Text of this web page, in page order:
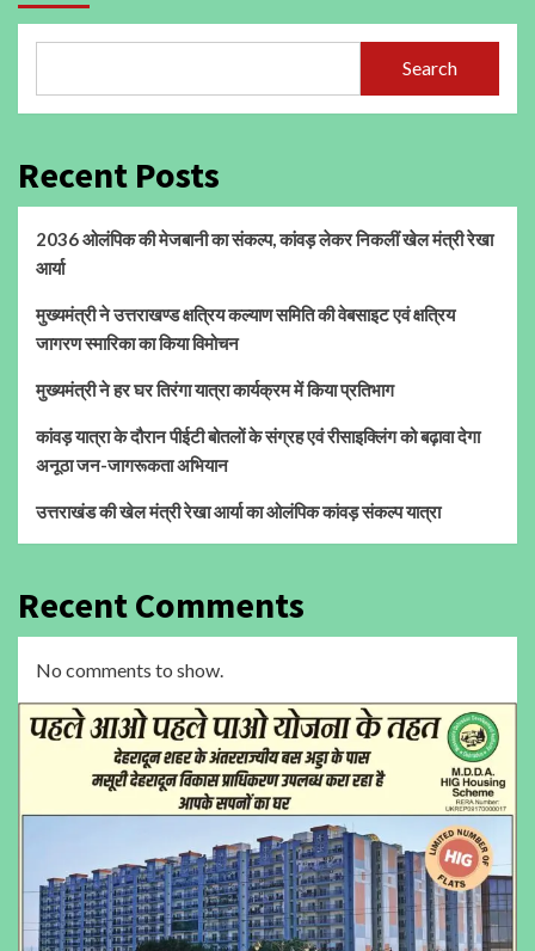
Search
Recent Posts
2036 ओलंपिक की मेजबानी का संकल्प, कांवड़ लेकर निकलीं खेल मंत्री रेखा
आर्या
मुख्यमंत्री ने उत्तराखण्ड क्षत्रिय कल्याण समिति की वेबसाइट एवं क्षत्रिय
जागरण स्मारिका का किया विमोचन
मुख्यमंत्री ने हर घर तिरंगा यात्रा कार्यक्रम में किया प्रतिभाग
कांवड़ यात्रा के दौरान पीईटी बोतलों के संग्रह एवं रीसाइक्लिंग को बढ़ावा देगा
अनूठा जन-जागरूकता अभियान
उत्तराखंड की खेल मंत्री रेखा आर्या का ओलंपिक कांवड़ संकल्प यात्रा
Recent Comments
No comments to show.